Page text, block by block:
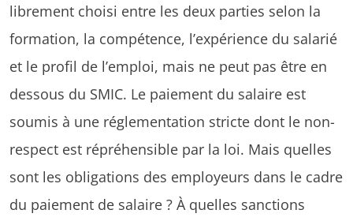
librement choisi entre les deux parties selon la
formation, la compétence, l’expérience du salarié
et le profil de l’emploi, mais ne peut pas être en
dessous du SMIC. Le paiement du salaire est
soumis à une réglementation stricte dont le non-
respect est répréhensible par la loi. Mais quelles
sont les obligations des employeurs dans le cadre
du paiement de salaire ? À quelles sanctions